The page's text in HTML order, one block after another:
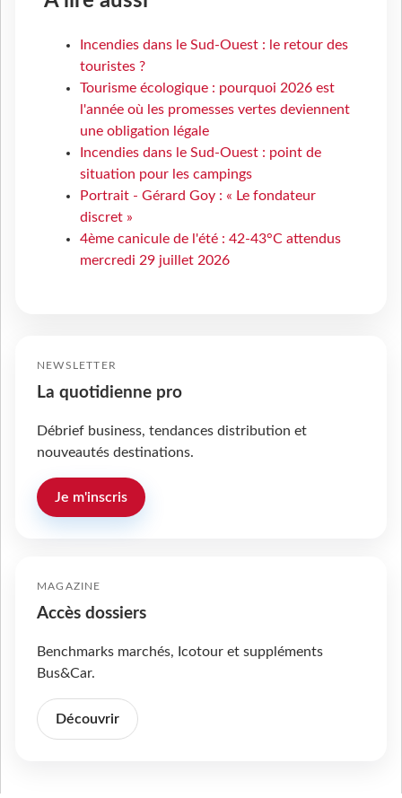
Incendies dans le Sud-Ouest : le retour des
touristes ?
Tourisme écologique : pourquoi 2026 est
l'année où les promesses vertes deviennent
une obligation légale
Incendies dans le Sud-Ouest : point de
situation pour les campings
Portrait - Gérard Goy : « Le fondateur
discret »
4ème canicule de l'été : 42-43°C attendus
mercredi 29 juillet 2026
NEWSLETTER
La quotidienne pro
Débrief business, tendances distribution et
nouveautés destinations.
Je m'inscris
MAGAZINE
Accès dossiers
Benchmarks marchés, Icotour et suppléments
Bus&Car.
Découvrir